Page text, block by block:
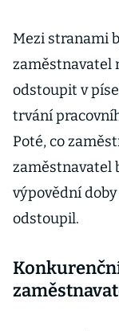
Mezi stranami
zaměstnavatel
odstoupit v
trvání
Poté, co
zaměstnavatel
výpovědní
odstoupil.